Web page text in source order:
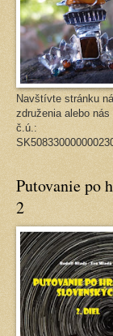
Navštívte stránku
združenia alebo nás
č.ú.:
Putovanie po
2